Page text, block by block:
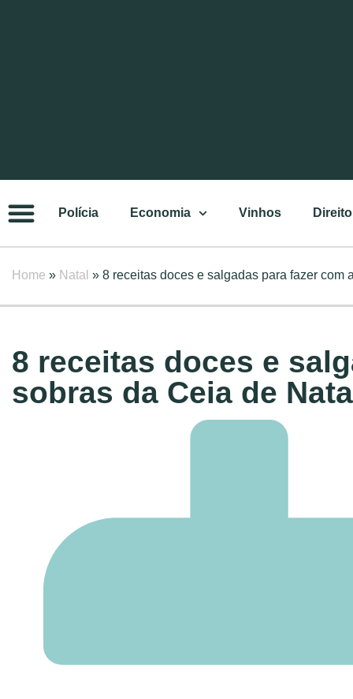
Polícia Economia Vinhos Direito
Home » Natal » 8 receitas doces e salgadas para fazer com
8 receitas doces e
sobras da Ceia de